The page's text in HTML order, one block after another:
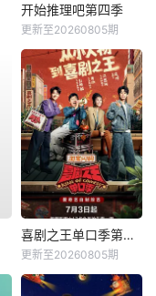
开始推理吧第四季
更新至20260805期
喜剧之王单口季第三季
更新至20260805期